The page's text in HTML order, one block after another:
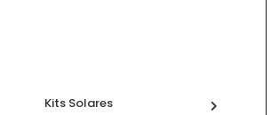
Kits Solares